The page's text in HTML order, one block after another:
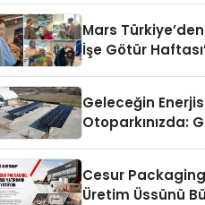
Mars
İşe Götür
Geleceğin
Otoparkınızda:
Cesur Packaging,
Üretim Üssünü